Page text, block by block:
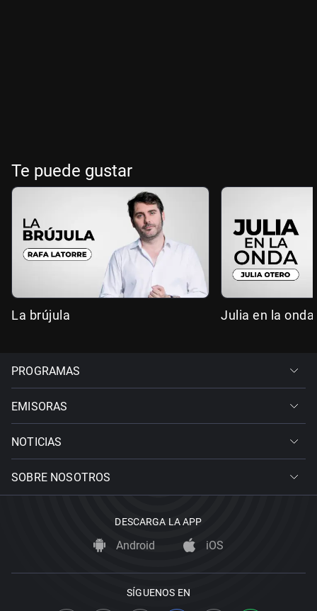
Te puede gustar
La brújula Julia en la onda
PROGRAMAS
EMISORAS
NOTICIAS
SOBRE NOSOTROS
DESCARGA LA APP
Android iOS
SÍGUENOS EN